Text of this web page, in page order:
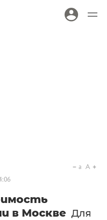
a A
в Москве Для